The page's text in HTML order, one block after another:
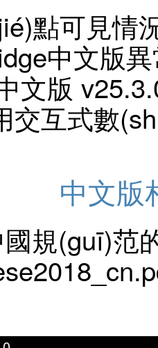
點可見情
中文版異常
文版
交互式數
中文版
規(guī)范